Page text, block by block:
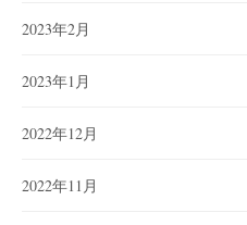
2023年2月
2023年1月
2022年12月
2022年11月